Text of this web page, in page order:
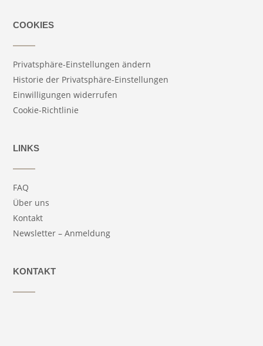
COOKIES
Privatsphäre-Einstellungen ändern
Historie der Privatsphäre-Einstellungen
Einwilligungen widerrufen
Cookie-Richtlinie
LINKS
FAQ
Über uns
Kontakt
Newsletter – Anmeldung
KONTAKT